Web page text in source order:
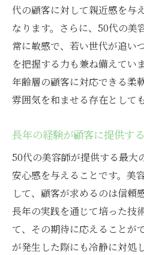
代の顧客に対して親近感を与
なります。さらに、50代の美
常に敏感で、若い世代が追い
を把握する力も兼ね備えてい
年齢層の顧客に対応できる柔
雰囲気を和ませる存在として
長年の経験が顧客に提供す
50代の美容師が提供する最大
安心感を与えることです。美
して、顧客が求めるのは信頼
長年の実践を通じて培った技
て、その期待に応えることが
が発生した際にも冷静に対処